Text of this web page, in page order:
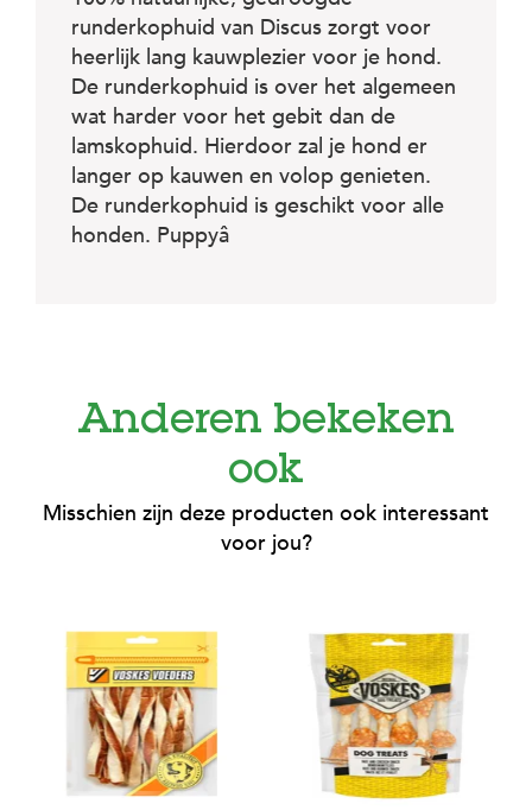
runderkophuid van Discus zorgt voor
heerlijk lang kauwplezier voor je hond.
De runderkophuid is over het algemeen
wat harder voor het gebit dan de
lamskophuid. Hierdoor zal je hond er
langer op kauwen en volop genieten.
De runderkophuid is geschikt voor alle
honden. Puppyâ
Anderen bekeken
ook
Misschien zijn deze producten ook interessant
voor jou?